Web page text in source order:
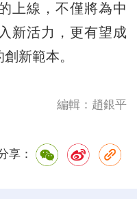
線，不僅將為中
新活力，更有望成
新範本。
編輯：趙銀平
享：